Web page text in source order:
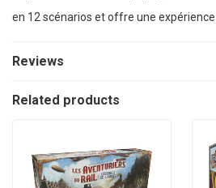
en 12 scénarios et offre une expérience
Reviews
Related products